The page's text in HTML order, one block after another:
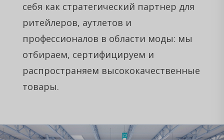
себя как стратегический партнер для
ритейлеров, аутлетов и
профессионалов в области моды: мы
отбираем, сертифицируем и
распространяем высококачественные
товары.